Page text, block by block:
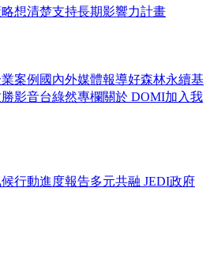
想清楚支持長期影響力計畫
案例 國內外媒體報導好森林永續基
影音台綠然專欄關於 DOMI加入我
行動進度報告多元共融 JEDI政府